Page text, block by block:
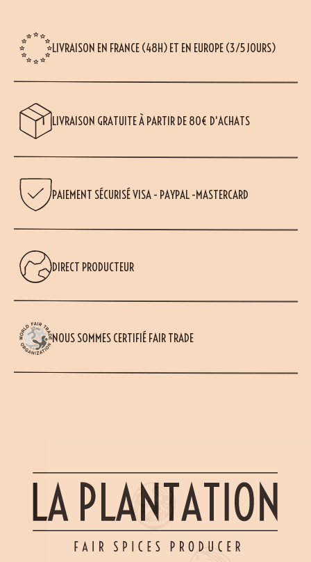
LIVRAISON EN FRANCE (48H) ET EN EUROPE (3/5 JOURS)
LIVRAISON GRATUITE À PARTIR DE 80€ D'ACHATS
PAIEMENT SÉCURISÉ VISA - PAYPAL -MASTERCARD
DIRECT PRODUCTEUR
NOUS SOMMES CERTIFIÉ FAIR TRADE